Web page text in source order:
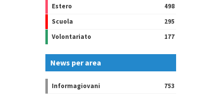
Estero
498
Scuola
295
Volontariato
177
News per area
Informagiovani
753